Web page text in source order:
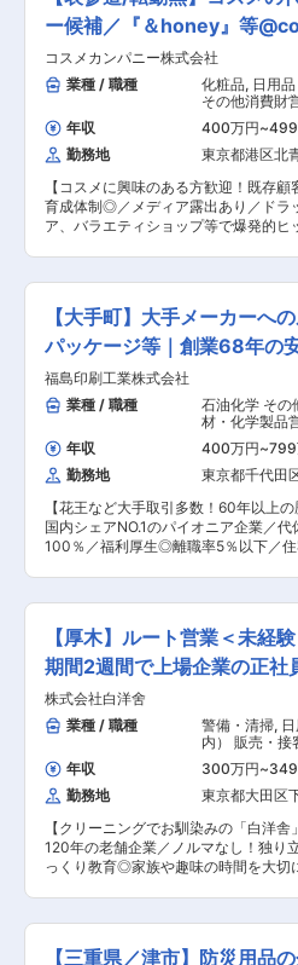
ベートブランド製造を承っており、「
しいものをお客様へ届ける」という顧
透している社風です。 変更の範囲：会社の定める
業務
日祝の出勤や電話はございません。注
ムを通じて前日の16時までとお願いし
種業務の効率化・仕組み化を進めています
織風土／求める人物像 各社員のチャレ
ディアを応援し、歓迎するフランクな
風土です。大きな裁量を持ちながら、
自由に顧客目線で責任感をもって営業
ております。 「どんどんチャレンジし
分で考えたことを実現したい、提案し
客目線で様々な提案したい・課題解決
「自由と責任を持ちながら仕事・営業
などにピンときましたらぜひご応募く
ホテル向けのコーヒーの製造、大手飲
へ原材料提供なども行っている珈琲の
ロットかつお客様が本当に作りたい味
ベートブランド製造を承っており、「
しいものをお客様へ届ける」という顧
透している社風です。 変更の範囲：会社の定める
業務
リエ、 ガスト、イタリアントマト、
州（新幹線）、帝国ホテル、 ホテル
リンスホテル系列、ホテルニューオ
企業特徴／魅力： 【業界安定性】 様
に当社製品を提供しておりますが、主
は＜食品加工（総菜等）＞の企業様で
の生活に欠かせない領域で景気の影響
為、安定経営を続けております。 【離職率10％
未満】 ・全体的に仲が良く和気あいあ
風で、社員の定着率が非常に高いです
数や土日祝休み、休日出勤した場合の
どワークライフバランスもしっかりと
り、社員の成長に対しても応援する風
なキャリア形成が実現できる環境が整
す。 【選ばれる理由】 ・当社製品の修理、メン
テナンスといった保守管理では、社内
スタッフ部門があるなど、ワンストッ
ート体制が整っています。サービス拠
沖縄まで全国に配置しており、万全の
ています。 そのため創業からの歴史
付き合いをさせて頂いている企業様も
頂いております。 ・機器販売というハ
でなく、プロのシェフやバリスタ、パ
どから構成されるコンサルティングチ
メニュー開発や各種指導、情報提供等
面も合わせてトータルサポートを行っ
急速冷凍機等の加熱冷却機器、ジェラ
ン、ミキサー等の下処理機器、コーヒ
た商品で2割は自社ブランド商品とな
す。自社ブランドの販売も強化し、提
げています。 変更の範囲：会社の
ー候補／『＆honey』等
コスメカンパニー株式会社
業種 / 職種
化粧品, 日用
その他消費財
年収
400万円~499
勤務地
東京都港区北
【コスメに興味のある方歓迎！既存顧
育成体制◎／メディア露出あり／ドラ
ア、バラエティショップ等で爆発的ヒ
界未経験の方も歓迎。業界未経験の場
ースタートになります。 ■業務内容：同社の営業
職として業務に臨んでいただきます
どの取材対応／小売店レイアウトの提
の売上管理／販売小売り店、代理店へ
介など ※飛び込み営業はゼロで、100%
とのやり取りとなります。 ※顧客規模
右しますが、ゆくゆくは5社前後のお
当いただく想定です ■入社後流れ：コスメに興味
がある方を教育メインで育成していく
しており、ご入社後はまず当社のブラ
についてしっかり覚えていただきます
業職は現在９名で、指導の際はマンツ
います。最初は2名のベテラン社員の商
し、商談の進め方を身に着けていただ
月〜1年後はご自身の担当顧客を持つ
事務他28名）しております。うち、
名、男女比は約2:8になります。中途
多く、異業種からコスメに興味を持っ
活躍している組織です。また、女性が
占め、時短勤務をされているワーキン
もいらっしゃいます。 ■働き方：子育てで時短勤
務をしている社員もおり、家庭の事情
軟な働き方をしております。また、30
い方でもサブマネージャーとして活躍
方もいます。個人のライフスタイルに
り、バランスが整っている環境です。
は入社後半年以上経過以降に可能 ■株式会社ヴィ
ークレア：2016年に設立され、自社コ
がりに急成長しております。社員の業
ネクション、親会社の信用を元に販売
商品：&honey（アンドハニー）※、
【大手町】大手メーカーへ
パッケージ等｜創業68年の
日
福島印刷工業株式会社
業種 / 職種
石油化学 その
材・化学製品
粧品営業（国
年収 400万円~799
勤務地
東京都千代田
【花王など大手取引多数！60年以上
国内シェアNO.1のパイオニア企業／代
100％／福利厚生◎離職率5％以下／住
形』技術を活用して事業拡大。インモ
ル国内シェアNO.1★ ■担当業務 既存大手企業の
ルート営業です。誰もが知るブランド
立ち上げに携わっていただきます◎ ＜
＞ 大手上場企業：花王、KOSE、ライ
リーバ、クラシエ、アース製薬、アルビ
営業のやりがい＞ 〇手掛けた商品が
ーパー、ドラッグストアなどで多く陳
誰もが知っているブランドの新商品開
る 〇大手企業の優秀な社員に直接営業
早期に営業スキルや人間力が上がる 〇
技術開発が多く、様々な提案営業がで
企画や戦略立案をすることで開発やデ
巻き込んだ提案ができる 〇環境配慮に
おりSDGsに沿った提案が可能 ＜業務詳細＞ ・担
当社数：約10社 ・既存のお客様へ新
れにお客様からの紹介で新規対応が発
【厚木】ルート営業＜未経
期間2週間で上場企業の正
サービス
株式会社白洋舍
業種 / 職種
警備・清掃,
内） 販売・接
年収
300万円~
勤務地
東京都大田区
【クリーニングでお馴染みの「白洋舎
120年の老舗企業／ノルマなし！独り
っくり教育◎家族や趣味の時間を大切
など、美しく清潔なリネンをクリーニ
レンタルするサービスを展開しています。 ■
【三重県／津市】防災用品